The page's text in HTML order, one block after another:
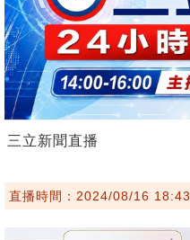
三立新聞直播
直播時間：2024/08/16 18:43